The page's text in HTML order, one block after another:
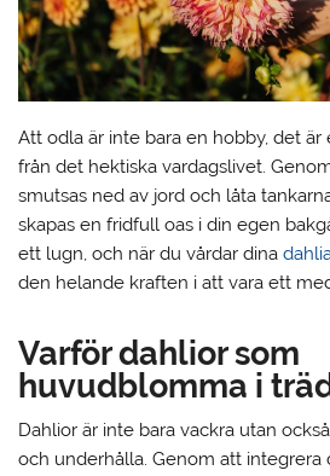
Att odla är inte bara en hobby, det
från det hektiska vardagslivet.
smutsas ned av jord och låta
skapas en fridfull oas i din egen
ett lugn, och när du vårdar dina
den helande kraften i att vara ett
Varför dahlior som
huvudblomma i
Dahlior är inte bara vackra utan
och underhålla. Genom att integrera